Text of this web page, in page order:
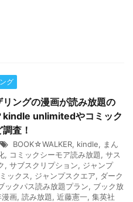
グ
リングの漫画が読み放題の
kindle unlimitedやコミック
査！
BOOK☆WALKER, kindle, まん
, コミックシーモア読み放題, サス
, サブスクリプション, ジャンプ
ックス, ジャンプスクエア, ダーク
ックパス読み放題プラン, ブック放
漫画, 読み放題, 近藤憲一, 集英社